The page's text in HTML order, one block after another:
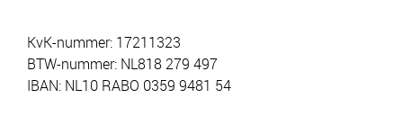
KvK-nummer: 17211323
BTW-nummer: NL818 279 497
IBAN: NL10 RABO 0359 9481 54